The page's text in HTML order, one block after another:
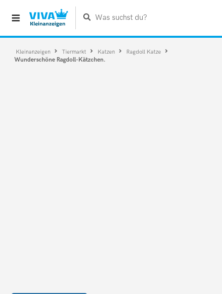
Was suchst du?
Kleinanzeigen Tiermarkt Katzen Ragdoll Katze
Wunderschöne Ragdoll-Kätzchen.